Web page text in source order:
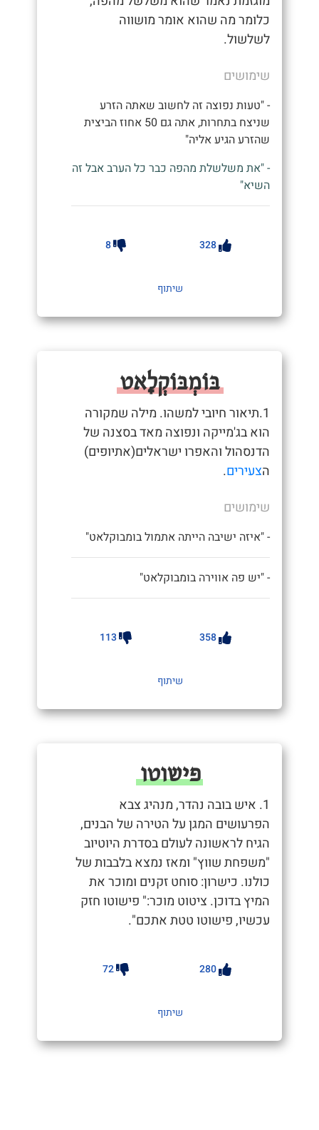
כלומר מה שהוא אומר מושווה
לשלשול.
שימושים
- "טעות נפוצה זה לחשוב שאתה הזרע
שניצח בתחרות, אתה גם 50 אחוז הביצית
שהזרע הגיע אליה"
- "את משלשלת מהפה כבר כל הערב אבל זה
השיא"
328
8
שיתוף
בּוֹמְבּוֹקְלָאט
1.תיאור חיובי למשהו. מילה שמקורה
הוא בג'מייקה ונפוצה מאד בסצנה של
הדנסהול והאפרו ישראלים(אתיופים)
הצעירים.
שימושים
- "איזה ישיבה הייתה אתמול בומבוקלאט"
- "יש פה אווירה בומבוקלאט"
358
113
שיתוף
פישוטו
1. איש בובה נהדר, מנהיג צבא
הפרעושים המגן על הטירה של הבנים,
הגיח לראשונה לעולם בסדרת היוטיוב
"משפחת שווץ" ומאז נמצא בלבבות של
כולנו. כישרון: סוחט זקנים ומוכר את
המיץ בדוכן. ציטוט מוכר:" פישוטו חזק
עכשיו, פישוטו טטת אתכם".
280
72
שיתוף